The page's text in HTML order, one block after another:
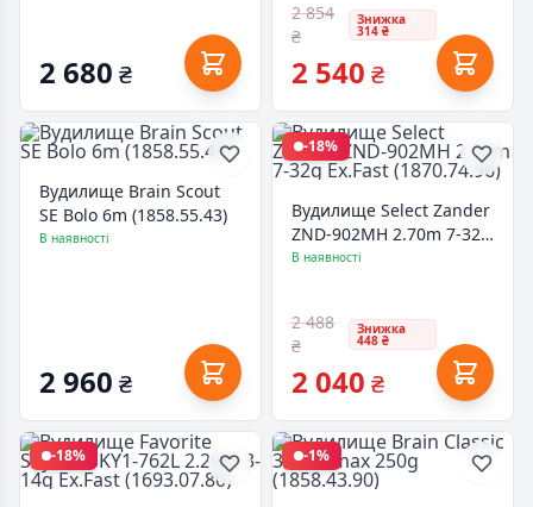
2 680 ₴
2 854
₴
Знижка
314 ₴
2 540 ₴
Вудилище Brain Scout
SE Bolo 6m (1858.55.43)
В наявності
2 960 ₴
-18%
Вудилище Select Zander
ZND-902MH 2.70m 7-32g
Ex.Fast (1870.74.96)
В наявності
2 488
₴
Знижка
448 ₴
2 040 ₴
-18% -1%